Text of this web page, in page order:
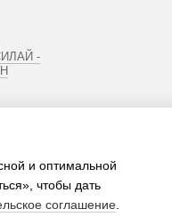
-
и оптимальной
чтобы дать
соглашение